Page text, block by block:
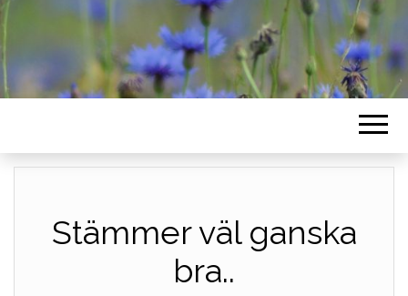
Stämmer väl ganska
bra..